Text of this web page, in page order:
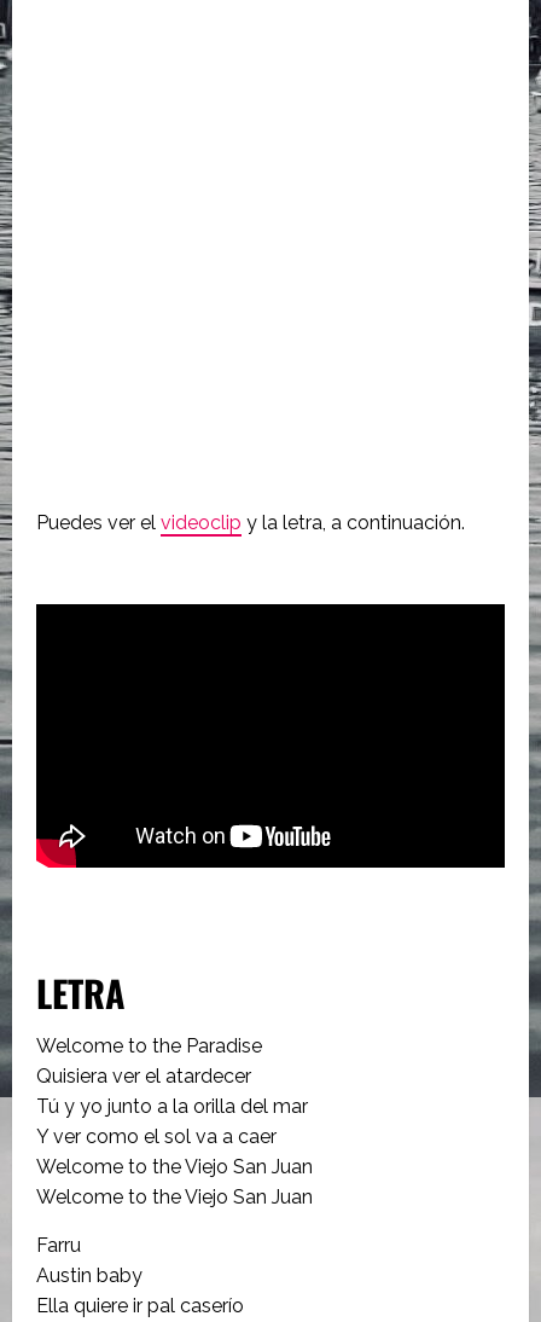
Puedes ver el videoclip y la letra, a continuación.
LETRA
Welcome to the Paradise
Quisiera ver el atardecer
Tú y yo junto a la orilla del mar
Y ver como el sol va a caer
Welcome to the Viejo San Juan
Welcome to the Viejo San Juan
Farru
Austin baby
Ella quiere ir pal caserío